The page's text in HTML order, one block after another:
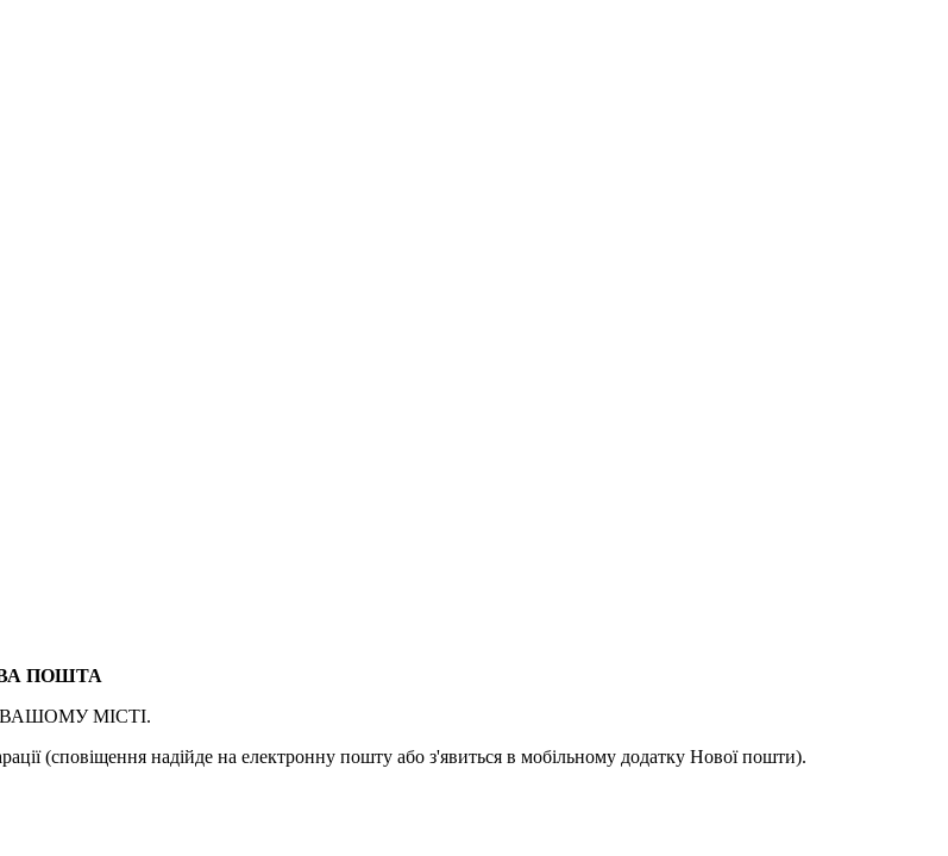
ПОШТА
МІСТІ.
(сповіщення надійде на електронну пошту або з'явиться в мобільному додатку Нової пошти).